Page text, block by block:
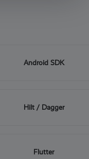
Android SDK
Hilt / Dagger
Flutter